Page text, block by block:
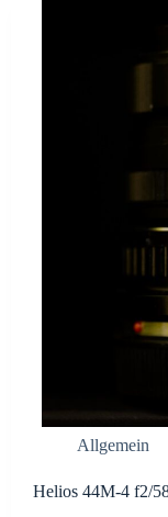
Allgemein
Helios 44M-4 f2/